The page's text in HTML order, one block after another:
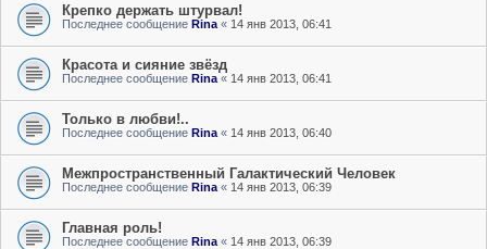
Крепко держать штурвал!
Последнее сообщение Rina « 14 янв 2013, 06:41
Красота и сияние звёзд
Последнее сообщение Rina « 14 янв 2013, 06:41
Только в любви!..
Последнее сообщение Rina « 14 янв 2013, 06:40
Межпространственный Галактический Человек
Последнее сообщение Rina « 14 янв 2013, 06:39
Главная роль!
Последнее сообщение Rina « 14 янв 2013, 06:39